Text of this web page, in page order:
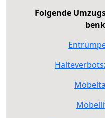
Folgende